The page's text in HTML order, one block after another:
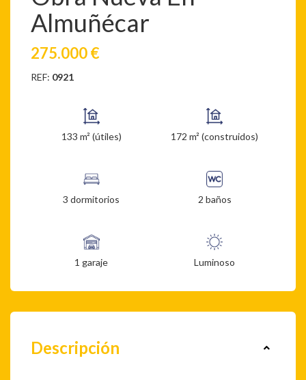
Almuñécar
275.000 €
REF: 0921
133 m² (útiles) 172 m² (construidos)
3 dormitorios 2 baños
1 garaje Luminoso
Descripción